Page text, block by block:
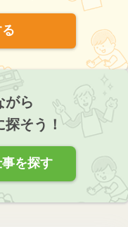
がら
探そう！
を探す